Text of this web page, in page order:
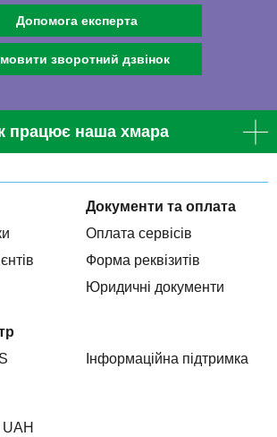
Допомога експерта
зворотний дзвінок
працює наша хмара
Документи та оплата
Оплата сервісів
Форма реквізитів
Юридичні документи
Інформаційна підтримка
UAH